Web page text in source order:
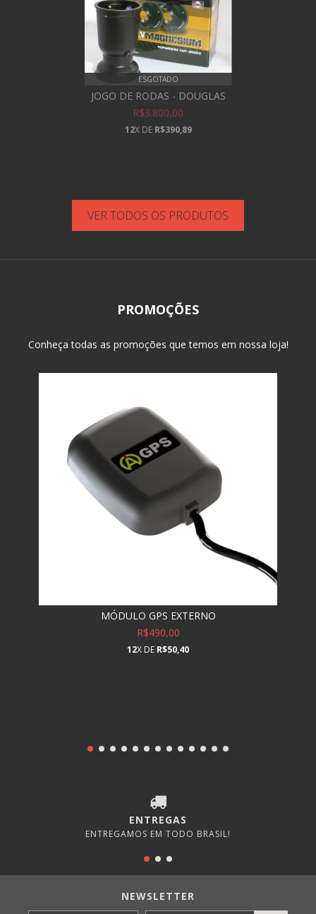
ESGOTADO
JOGO DE RODAS - DOUGLAS
R$3.800,00
12X DE R$390,89
VER TODOS OS PRODUTOS
PROMOÇÕES
Conheça todas as promoções que temos em nossa loja!
MÓDULO GPS EXTERNO
R$490,00
12X DE R$50,40
ENTREGAS
ENTREGAMOS EM TODO BRASIL!
NEWSLETTER